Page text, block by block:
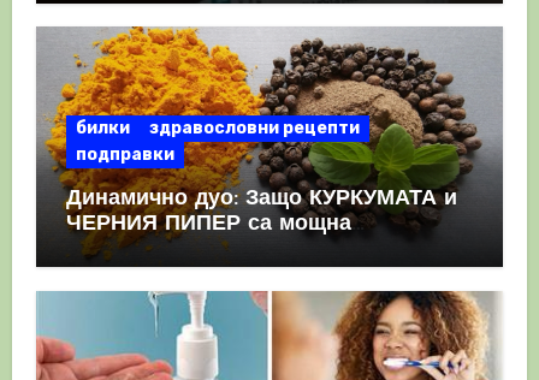
билки
здравословни рецепти
подправки
Динамично дуо: Защо КУРКУМАТА и
ЧЕРНИЯ ПИПЕР са мощна
комбинация